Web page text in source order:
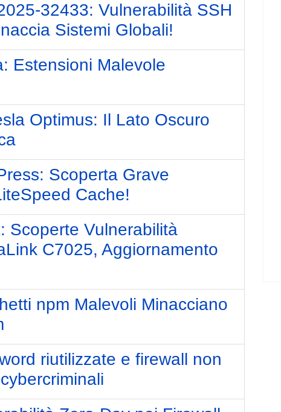
32433: Vulnerabilità SSH
Sistemi Globali!
Estensioni Malevole
Optimus: Il Lato Oscuro
Scoperta Grave
Cache!
Scoperte Vulnerabilità
C7025, Aggiornamento
npm Malevoli Minacciano
riutilizzate e firewall non